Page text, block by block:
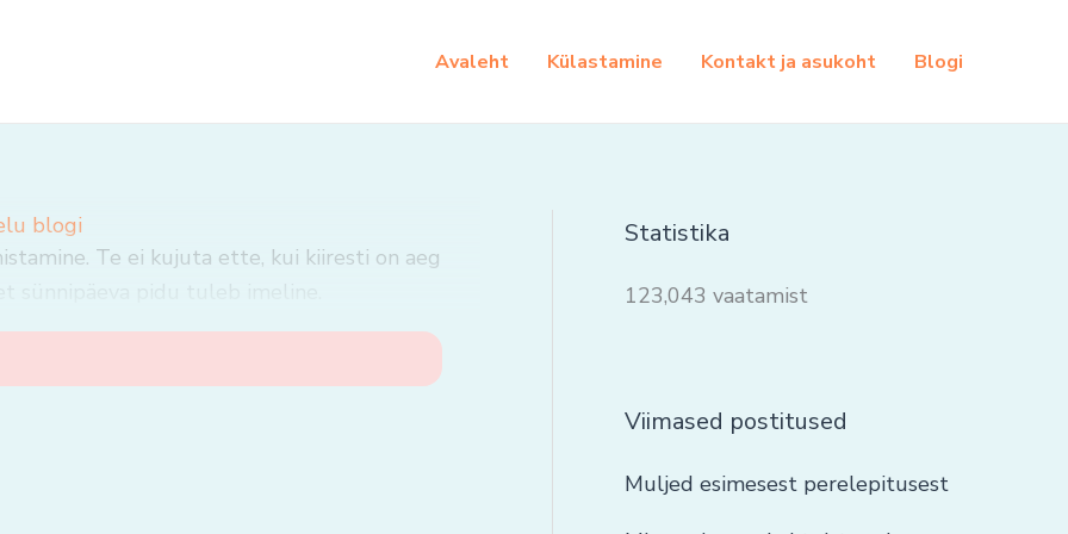
Avaleht Külastamine Kontakt ja asukoht Blogi
blogi
Te ei kujuta ette, kui kiiresti on aeg
Statistika
123,043 vaatamist
Viimased postitused
Muljed esimesest perelepitusest